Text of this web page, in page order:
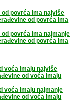
od povrća ima najviše
od povrća ima
od povrća ima najmanje
od povrća ima
voća imaju najviše
od voća imaju
voća imaju najmanje
od voća imaju